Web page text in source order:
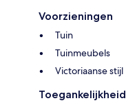
Voorzieningen
Tuin
Tuinmeubels
Victoriaanse stijl
Toegankelijkheid